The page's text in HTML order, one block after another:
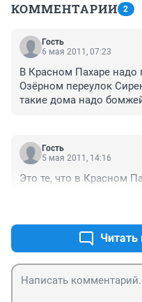
КОММЕНТАРИИ 2
Гость
6 мая 2011, 07:23
В Красном Пахаре надо
Озёрном переулок
такие дома надо
И бомжам хорошо
и город чище станет!
Гость
5 мая 2011, 14:16
Это те, что в Красном
Читать